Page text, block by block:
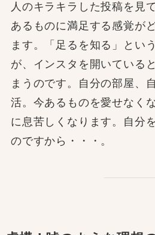
人のキラキラした投稿を見
あるものに満足する感覚が
ます。「足るを知る」とい
が、インスタを開いている
まうのです。自分の部屋、
活。今あるものを愛せなく
に息苦しくなります。自分
のですから・・・。